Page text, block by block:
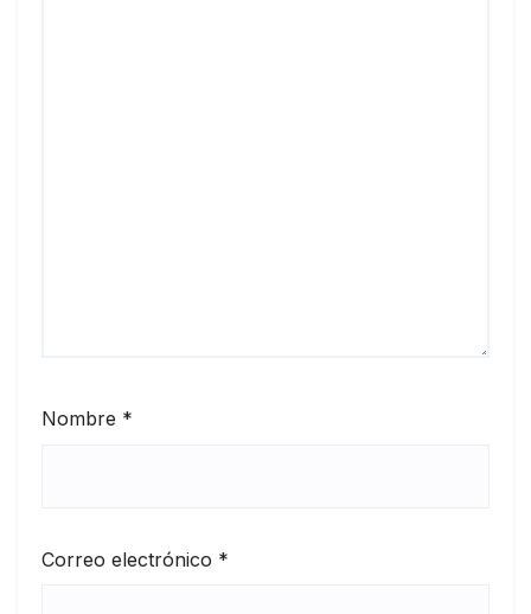
Nombre *
Correo electrónico *